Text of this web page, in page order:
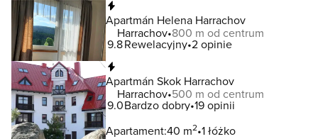
Apartmán Helena Harrachov
Harrachov 800 m od centrum
9.8Rewelacyjny 2 opinie
Apartmán Skok Harrachov
Harrachov 500 m od centrum
9.0Bardzo dobry 19 opinii
Apartament:40 m2 1 łóżko